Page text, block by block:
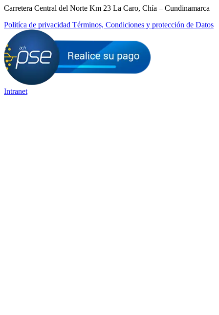
Carretera Central del Norte Km 23 La Caro, Chía – Cundinamarca
Politíca de privacidad Términos, Condiciones y protección de Datos
Intranet